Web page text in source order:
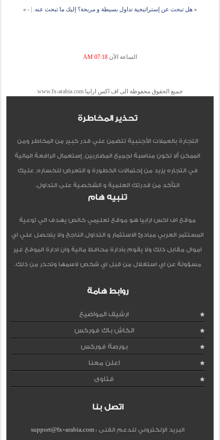
« هل تبحث عن إستراتيجية تداول بسيطة و مربحة؟ إليك ما تبحث عنه. -
»
الساعة الآن 07:18 AM
جميع الحقوق محفوظة الى اف اكس ارابيا www.fx-arabia.com
تحذير المخاطرة
التجارة بالعملات الأجنبية تتضمن علي قدر كبير من المخاطر ومن
الممكن ألا تكون مناسبة لجميع المضاربين, إستعمال الرافعة المالية
في التجاره يزيد من إحتمالات الخطورة و التعرض للخساره, عليك
التأكد من قدرتك العلمية و الشخصية على التداول.
تنبيه هام
موقع اف اكس ارابيا هو موقع تعليمي خالص يهدف الي توعية
المستثمر العربي مبادئ الاستثمار و التداول الناجح ولا يتحصل علي اي
اموال مقابل ذلك ولا يقوم بادارة محافظ مالية وان ادارة الموقع غير
مسؤولة عن اي استغلال من قبل اي شخص لاسمها وتحذر من ذلك.
روابط هامة
ارشيف المواضيع
الكاش باك فوركس
بورصة فوركس
اعلن معنا
فتاوى
اتصل بنا
البريد الإلكتروني للدعم الفنى :support@fx-arabia.com